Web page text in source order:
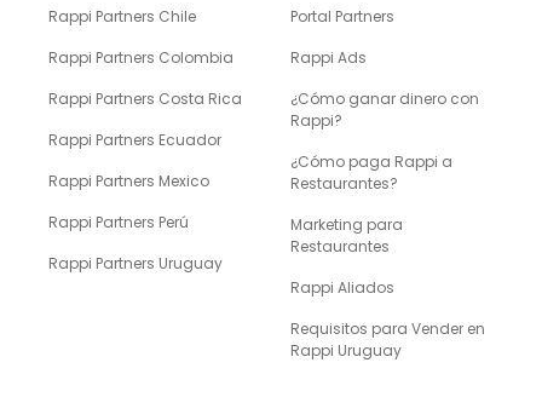
Rappi Partners Chile
Rappi Partners Colombia
Rappi Partners Costa Rica
Rappi Partners Ecuador
Rappi Partners Mexico
Rappi Partners Perú
Rappi Partners Uruguay
Portal Partners
Rappi Ads
¿Cómo ganar dinero con
Rappi?
¿Cómo paga Rappi a
Restaurantes?
Marketing para
Restaurantes
Rappi Aliados
Requisitos para Vender en
Rappi Uruguay